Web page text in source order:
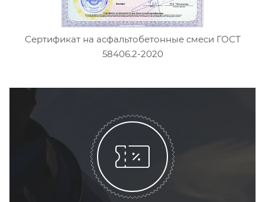
Сертификат на асфальтобетонные смеси ГОСТ
58406.2-2020